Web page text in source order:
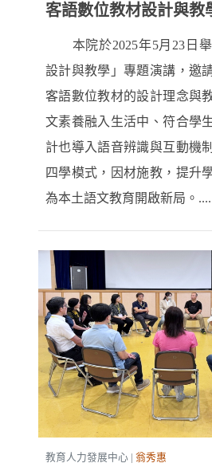
客語數位教材設計與教
本院於2025年5月23日舉
設計與教學」專題演講，邀
客語數位教材的設計理念與
文素養融入生活中、符合學
計也導入語音辨識與互動機
四學模式，因材施教，提升
為本土語文教育開啟新局。
教育人力發展中心 | 翁秀惠